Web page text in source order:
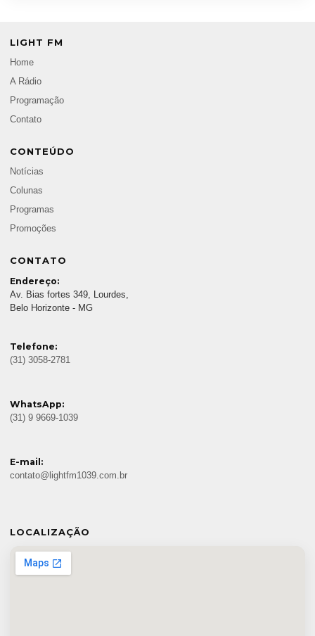
LIGHT FM
Home
A Rádio
Programação
Contato
CONTEÚDO
Notícias
Colunas
Programas
Promoções
CONTATO
Endereço:
Av. Bias fortes 349, Lourdes,
Belo Horizonte - MG
Telefone:
(31) 3058-2781
WhatsApp:
(31) 9 9669-1039
E-mail:
contato@lightfm1039.com.br
LOCALIZAÇÃO